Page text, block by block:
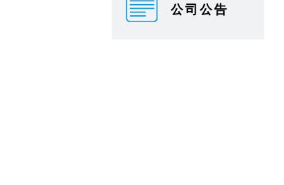
公司公告